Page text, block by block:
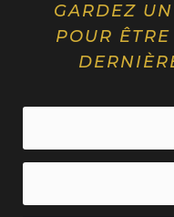
GARDEZ
POUR